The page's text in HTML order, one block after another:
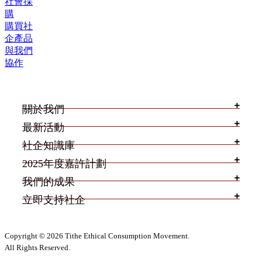
購
購買社
企產品
與我們
協作
關於我們
最新活動
社企知識庫
2025年度嘉許計劃
我們的成果
立即支持社企
Copyright © 2026 Tithe Ethical Consumption Movement.
All Rights Reserved.